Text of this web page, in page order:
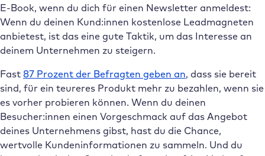
E-Book, wenn du dich für einen Newsletter anmeldest:
Wenn du deinen Kund:innen kostenlose Leadmagneten
anbietest, ist das eine gute Taktik, um das Interesse an
deinem Unternehmen zu steigern.
Fast 87 Prozent der Befragten geben an, dass sie bereit
sind, für ein teureres Produkt mehr zu bezahlen, wenn sie
es vorher probieren können. Wenn du deinen
Besucher:innen einen Vorgeschmack auf das Angebot
deines Unternehmens gibst, hast du die Chance,
wertvolle Kundeninformationen zu sammeln. Und du